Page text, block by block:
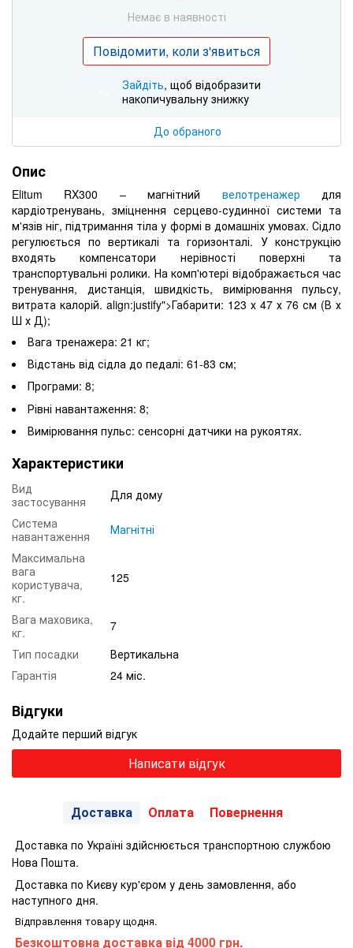
Немає в наявності
Повідомити, коли з'явиться
Зайдіть, щоб відобразити
накопичувальну знижку
До обраного
Опис
Elitum RX300 – магнітний велотренажер для
кардіотренувань, зміцнення серцево-судинної системи та
м'язів ніг, підтримання тіла у формі в домашніх умовах. Сідло
регулюється по вертикалі та горизонталі. У конструкцію
входять компенсатори нерівності поверхні та
транспортувальні ролики. На комп'ютері відображається час
тренування, дистанція, швидкість, вимірювання пульсу,
витрата калорій. align:justify">Габарити: 123 х 47 х 76 см (В х
Ш х Д);
Вага тренажера: 21 кг;
Відстань від сідла до педалі: 61-83 см;
Програми: 8;
Рівні навантаження: 8;
Вимірювання пульс: сенсорні датчики на рукоятях.
Характеристики
Вид
застосування
Для дому
Система
навантаження
Магнітні
Максимальна
вага
користувача,
кг.
125
Вага маховика,
кг.
7
Тип посадки
Вертикальна
Гарантія
24 міс.
Відгуки
Додайте перший відгук
Написати відгук
Доставка Оплата Повернення
Доставка по Україні здійснюється транспортною службою
Нова Пошта.
Доставка по Києву кур'єром у день замовлення, або
наступного дня.
Відправлення товару щодня.
Безкоштовна доставка від 4000 грн.